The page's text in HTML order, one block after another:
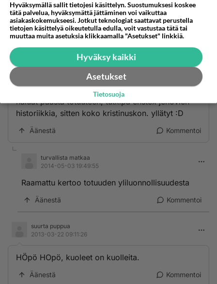
2013-03-22 09:05:25
sitä on käyty jehovia kuulemassa :) kuule, jos
haluat päästä totuuteen, tutkipa enstex jehovien
historiikkia, sitten koko kristinuskon. yllätyt :D
Äänestä Kommentoi
turvallista matkaa
2014-05-03 19:49:55
Raamattu kertoo totuuden yliluonnollisuudesta
Äänestä Kommentoi
suurta puppua
2013-03-22 09:11:26
HÖpö HOpö, kuoleet on kuolleita.
Äänestä Kommentoi
Hyväksymällä sallit tietojesi käsittelyn. Suostumuksesi koskee
tätä palvelua, hyväksymättä jättäminen voi vaikuttaa
asiakaskokemukseesi. Jotkut teknologiat saattavat perustella
tietojen käsittelyä oikeutetulla edulla, voit vastustaa tätä tai
muuttaa muita asetuksia klikkaamalla "Asetukset" linkkiä.
Hyväksy kaikki
Asetukset
Tietosuoja